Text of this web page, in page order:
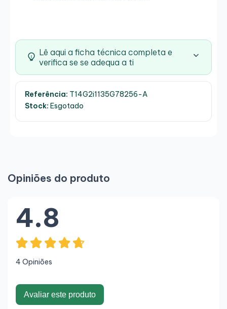
Lê aqui a ficha técnica completa e
verifica se se adequa a ti
Referência: T14G2i1135G78256-A
Stock: Esgotado
Opiniões do produto
4.8
4 Opiniões
Avaliar este produto